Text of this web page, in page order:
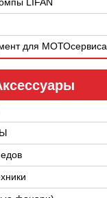
для МОТОсервиса